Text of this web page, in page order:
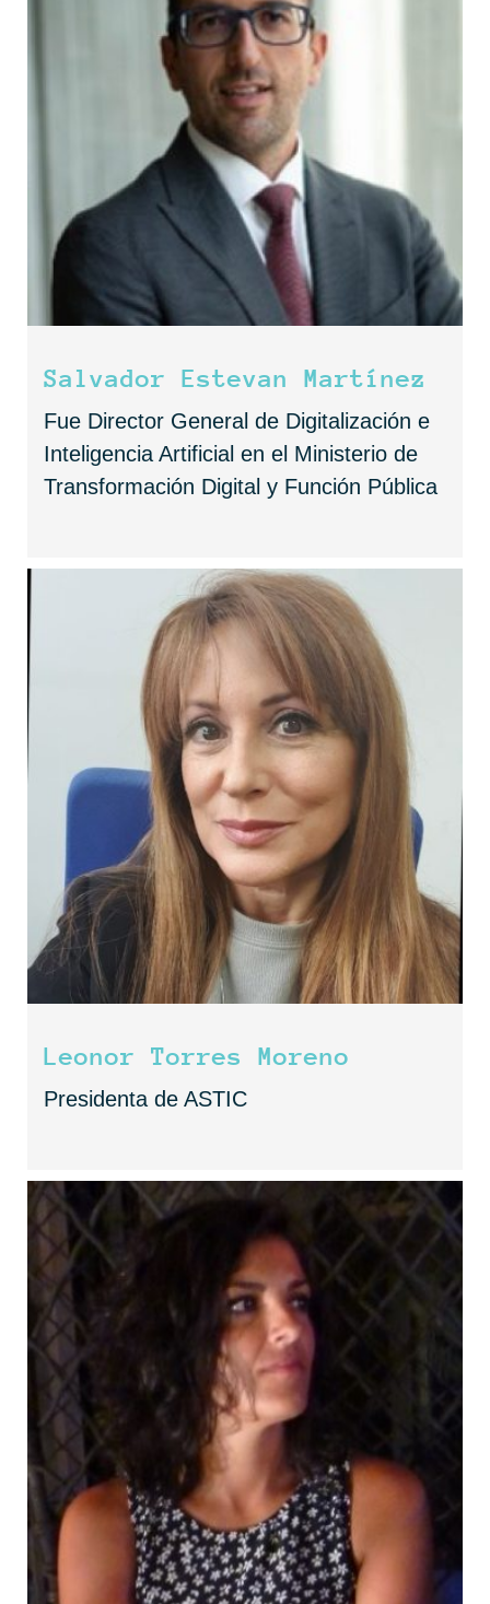
Salvador Estevan Martínez
Fue Director General de Digitalización e
Inteligencia Artificial en el Ministerio de
Transformación Digital y Función Pública
Leonor Torres Moreno
Presidenta de ASTIC